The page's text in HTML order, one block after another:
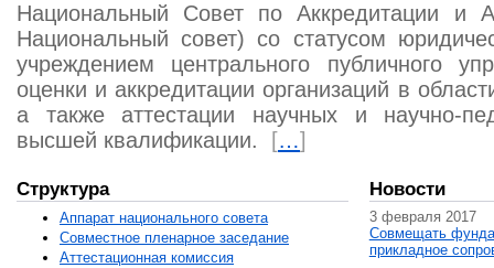
Национальный Совет по Аккредитации и
Национальный совет) со статусом
учреждением центрального публичного
оценки и аккредитации организаций в
а также аттестации научных и научно-
высшей квалификации.
[…]
Структура
Аппарат национального совета
Совместное пленарное заседание
Аттестационная комисcия
Новости
3 февраля 2017
Совмещать
прикладное